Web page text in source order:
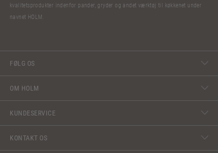
kvalitetsprodukter indenfor pander, gryder og andet værktøj til køkkenet under
navnet HOLM.
FØLG OS
OM HOLM
KUNDESERVICE
KONTAKT OS